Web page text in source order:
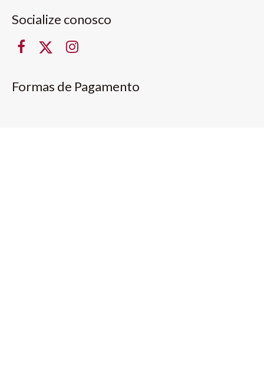
Socialize conosco
Formas de Pagamento